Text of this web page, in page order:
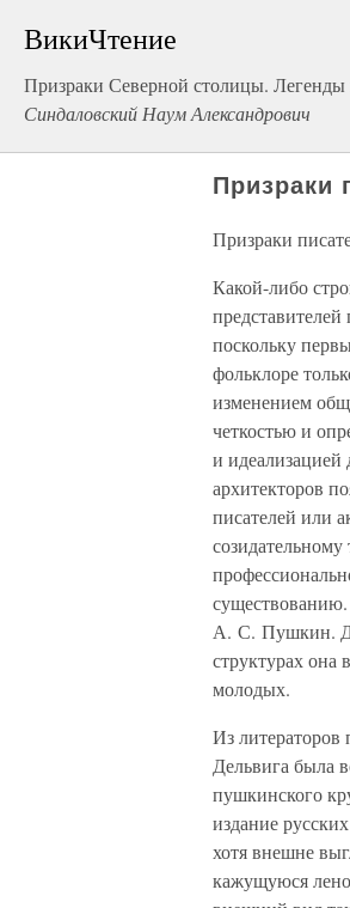
ВикиЧтение
Призраки Северной столицы.
Синдаловский Наум Александрович
Призраки
Призраки
Какой-либо
поскольку
фольклоре
изменением
четкостью и
и идеализацией
архитекторов
писателей или
созидательному
А. С. Пушкин.
структурах она
молодых.
Из
Дельвига была
пушкинского
издание
хотя внешне
кажущуюся